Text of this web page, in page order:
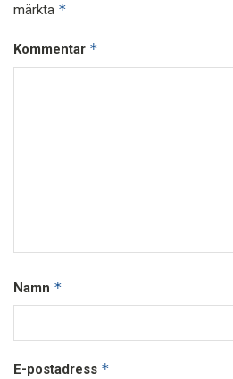
märkta *
Kommentar *
Namn *
E-postadress *